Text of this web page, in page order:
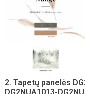
2. Tapetų panelės
DG2NUA1013-